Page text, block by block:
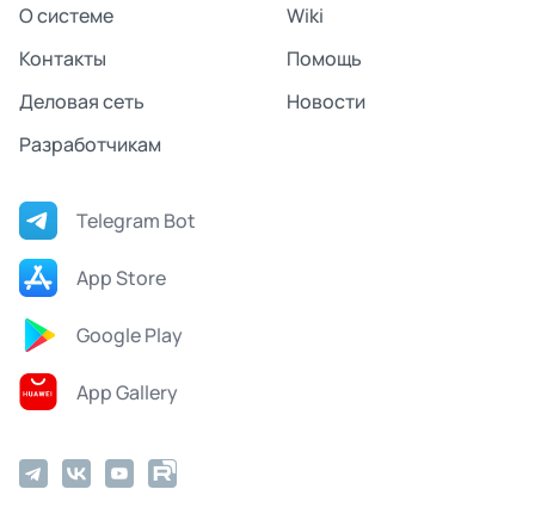
О системе
Wiki
Контакты
Помощь
Деловая сеть
Новости
Разработчикам
Telegram Bot
App Store
Google Play
App Gallery